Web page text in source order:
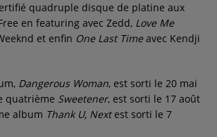
quadruple disque de platine aux
en featuring avec Zedd, Love Me
et enfin One Last Timeavec Kendji
Dangerous Woman, est sorti le 20 mai
quatrième Sweetener, est sorti le 17 août
album Thank U, Nextest sorti le 7